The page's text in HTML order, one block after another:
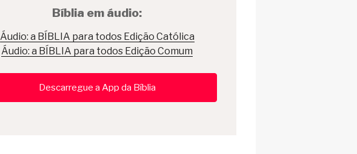
Bíblia em áudio:
Áudio: a BÍBLIA para todos Edição Católica
Áudio: a BÍBLIA para todos Edição Comum
Descarregue a App da Bíblia